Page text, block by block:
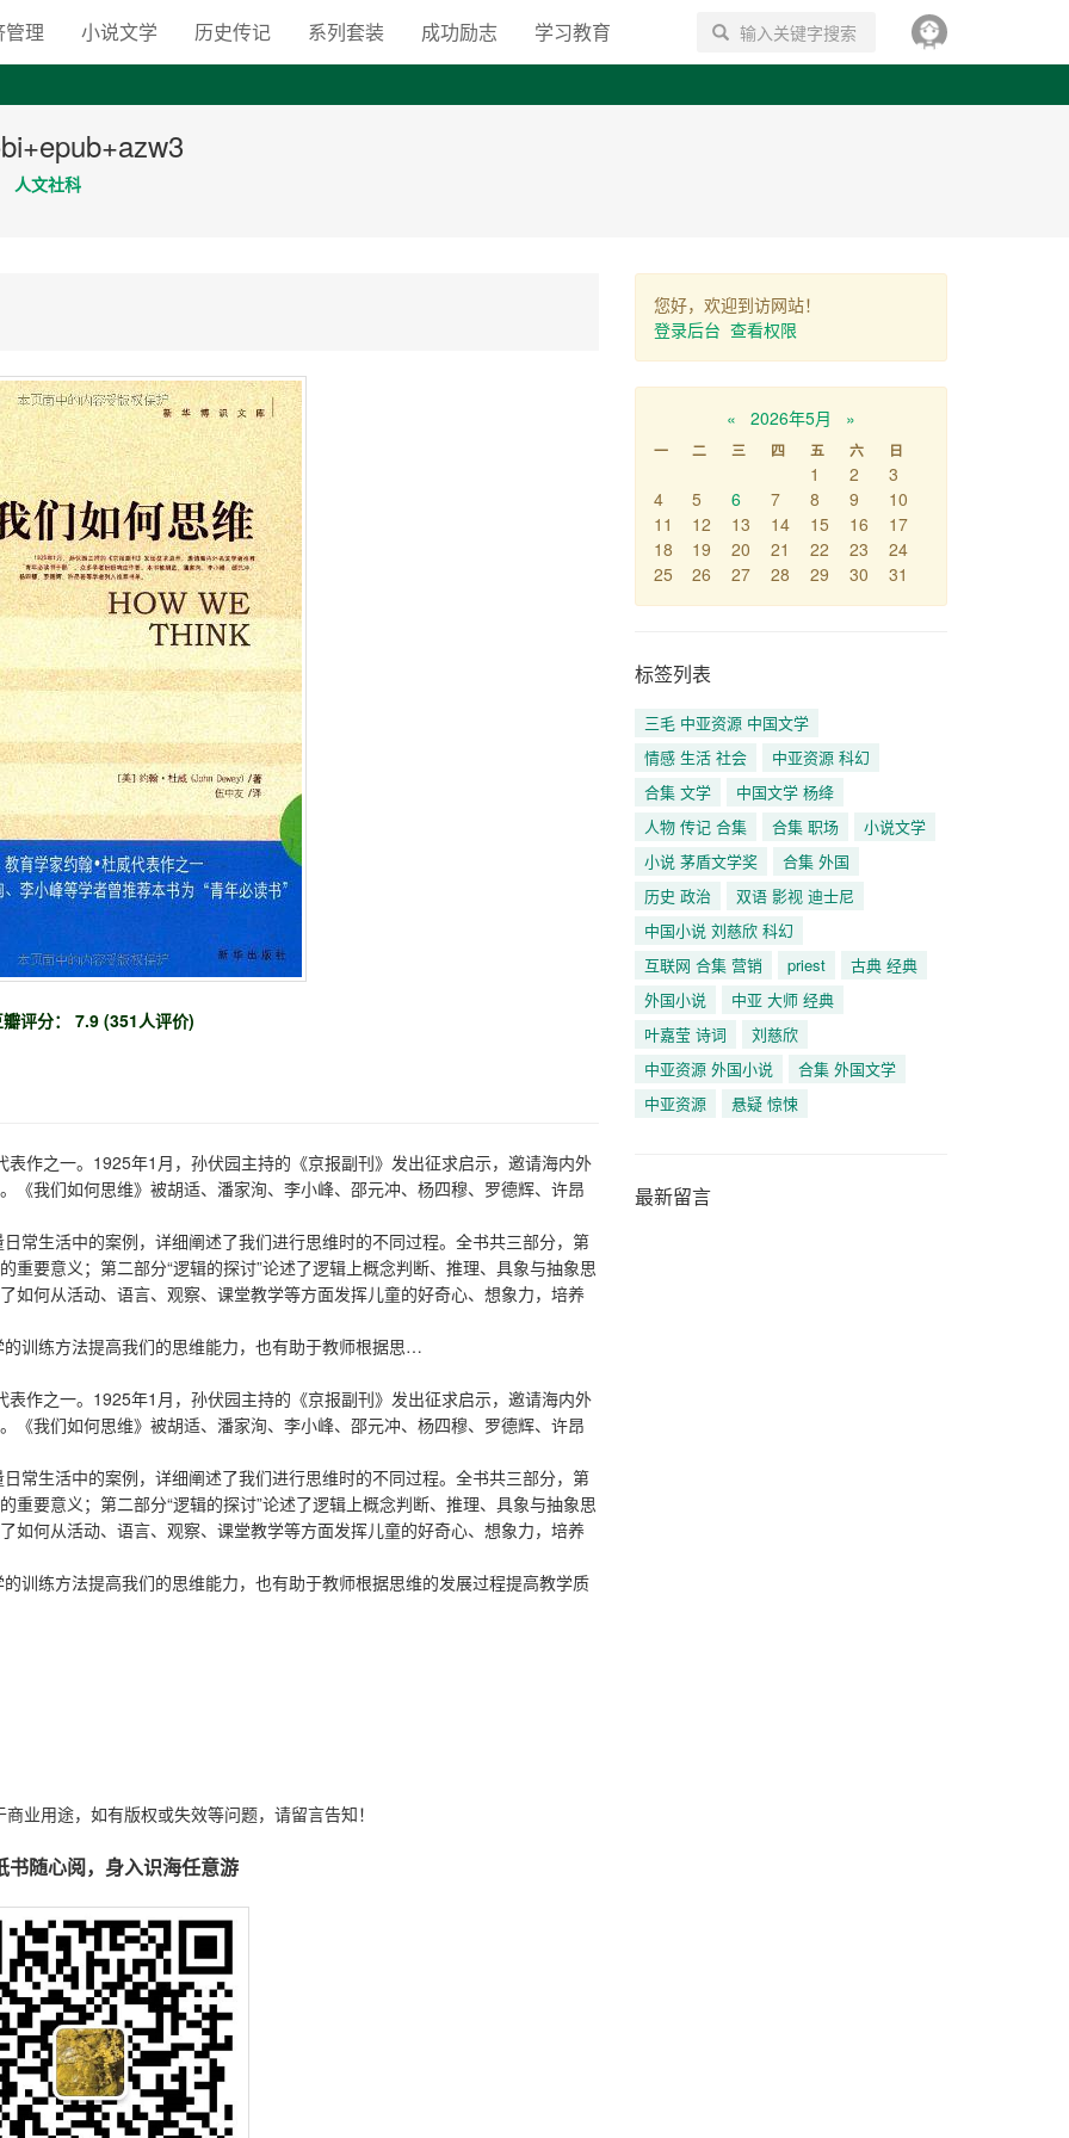
由之路
管理 小说文学 历史传记 系列套装 成功励志 学习教育 搜索
人文社科
评分： 7.9 (351人评价)
作之一。1925年1月，孙伏园主持的《京报副刊》发出征求启示，邀请海内外
《我们如何思维》被胡适、潘家洵、李小峰、邵元冲、杨四穆、罗德辉、许昂
常生活中的案例，详细阐述了我们进行思维时的不同过程。全书共三部分，第
重要意义；第二部分“逻辑的探讨”论述了逻辑上概念判断、推理、具象与抽象思
如何从活动、语言、观察、课堂教学等方面发挥儿童的好奇心、想象力，培养
训练方法提高我们的思维能力，也有助于教师根据思…
作之一。1925年1月，孙伏园主持的《京报副刊》发出征求启示，邀请海内外
《我们如何思维》被胡适、潘家洵、李小峰、邵元冲、杨四穆、罗德辉、许昂
常生活中的案例，详细阐述了我们进行思维时的不同过程。全书共三部分，第
重要意义；第二部分“逻辑的探讨”论述了逻辑上概念判断、推理、具象与抽象思
如何从活动、语言、观察、课堂教学等方面发挥儿童的好奇心、想象力，培养
训练方法提高我们的思维能力，也有助于教师根据思维的发展过程提高教学质
业用途，如有版权或失效等问题，请留言告知！
随心阅，身入识海任意游
您好，欢迎到访网站！
登录后台 查看权限
« 2026年5月 »
一 二 三 四 五 六 日
1 2
3
4
5 6 7 8 9
10
11
12 13 14 15 16
17
18
19 20 21 22 23
24
25
26 27 28 29 30 31
标签列表
三毛 中亚资源 中国文学
情感 生活 社会
中亚资源 科幻
合集 文学
中国文学 杨绛
人物 传记 合集
合集 职场
小说文学
小说 茅盾文学奖
合集 外国
历史 政治
双语 影视 迪士尼
中国小说 刘慈欣 科幻
互联网 合集 营销
priest
古典 经典
外国小说
中亚 大师 经典
叶嘉莹 诗词
刘慈欣
中亚资源 外国小说
合集 外国文学
中亚资源
悬疑 惊悚
最新留言